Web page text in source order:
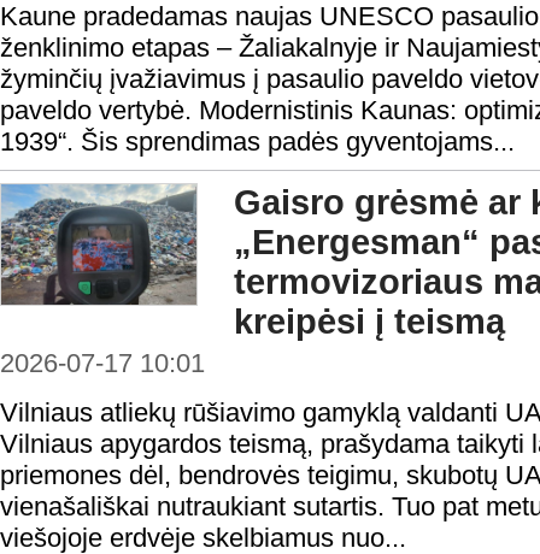
Kaune pradedamas naujas UNESCO
ženklinimo etapas – Žaliakalnyje ir
žyminčių įvažiavimus į pasaulio paveldo
paveldo vertybė. Modernistinis Kaunas:
1939“. Šis sprendimas padės gyventojams...
Gaisro grėsmė
„Energesman“
termovizoriaus
kreipėsi į teismą
2026-07-17 10:01
Vilniaus atliekų rūšiavimo gamyklą valdanti
Vilniaus apygardos teismą, prašydama taikyti
priemones dėl, bendrovės teigimu, skubotų
vienašališkai nutraukiant sutartis. Tuo pat
viešojoje erdvėje skelbiamus nuo...